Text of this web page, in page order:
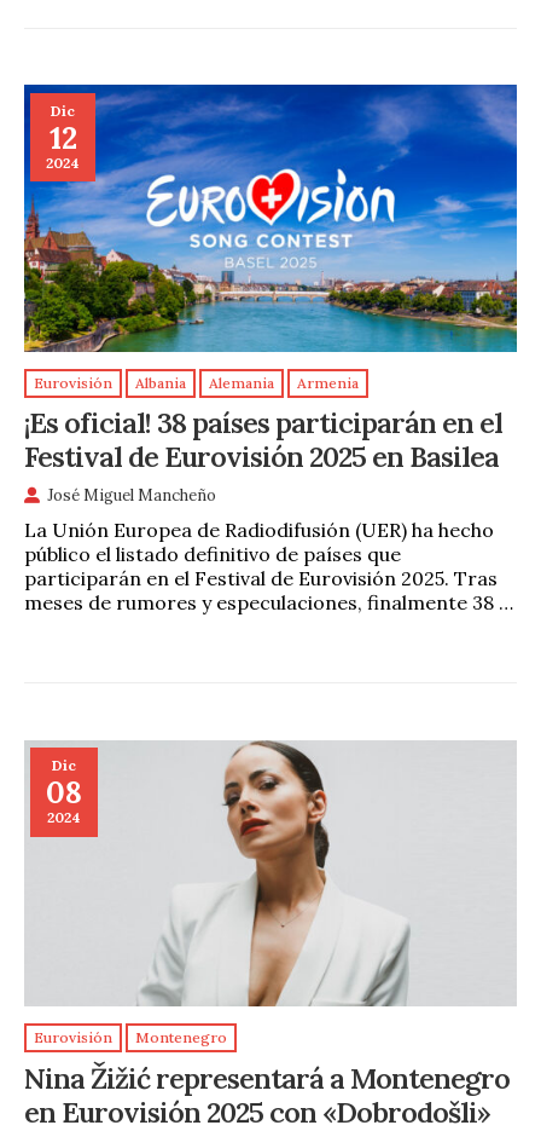
Dic
12
2024
Eurovisión Albania Alemania Armenia
¡Es oficial! 38 países participarán en el
Festival de Eurovisión 2025 en Basilea
José Miguel Mancheño
La Unión Europea de Radiodifusión (UER) ha hecho
público el listado definitivo de países que
participarán en el Festival de Eurovisión 2025. Tras
meses de rumores y especulaciones, finalmente 38 …
Dic
08
2024
Eurovisión Montenegro
Nina Žižić representará a Montenegro
en Eurovisión 2025 con «Dobrodošli»